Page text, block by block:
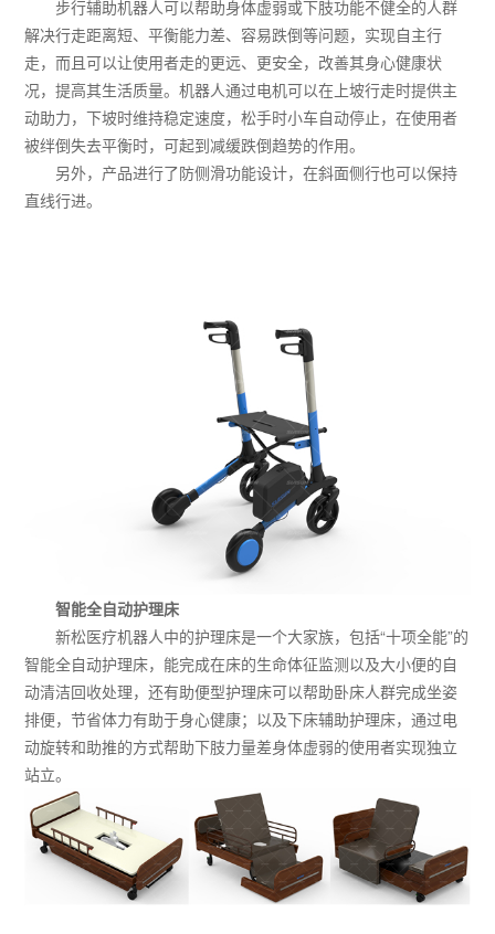
步行辅助机器人可以帮助身体虚弱或下肢功能不健全的人群
解决行走距离短、平衡能力差、容易跌倒等问题，实现自主行
走，而且可以让使用者走的更远、更安全，改善其身心健康状
况，提高其生活质量。机器人通过电机可以在上坡行走时提供主
动助力，下坡时维持稳定速度，松手时小车自动停止，在使用者
被绊倒失去平衡时，可起到减缓跌倒趋势的作用。
另外，产品进行了防侧滑功能设计，在斜面侧行也可以保持
直线行进。
智能全自动护理床
新松医疗机器人中的护理床是一个大家族，包括“十项全能”的
智能全自动护理床，能完成在床的生命体征监测以及大小便的自
动清洁回收处理，还有助便型护理床可以帮助卧床人群完成坐姿
排便，节省体力有助于身心健康；以及下床辅助护理床，通过电
动旋转和助推的方式帮助下肢力量差身体虚弱的使用者实现独立
站立。